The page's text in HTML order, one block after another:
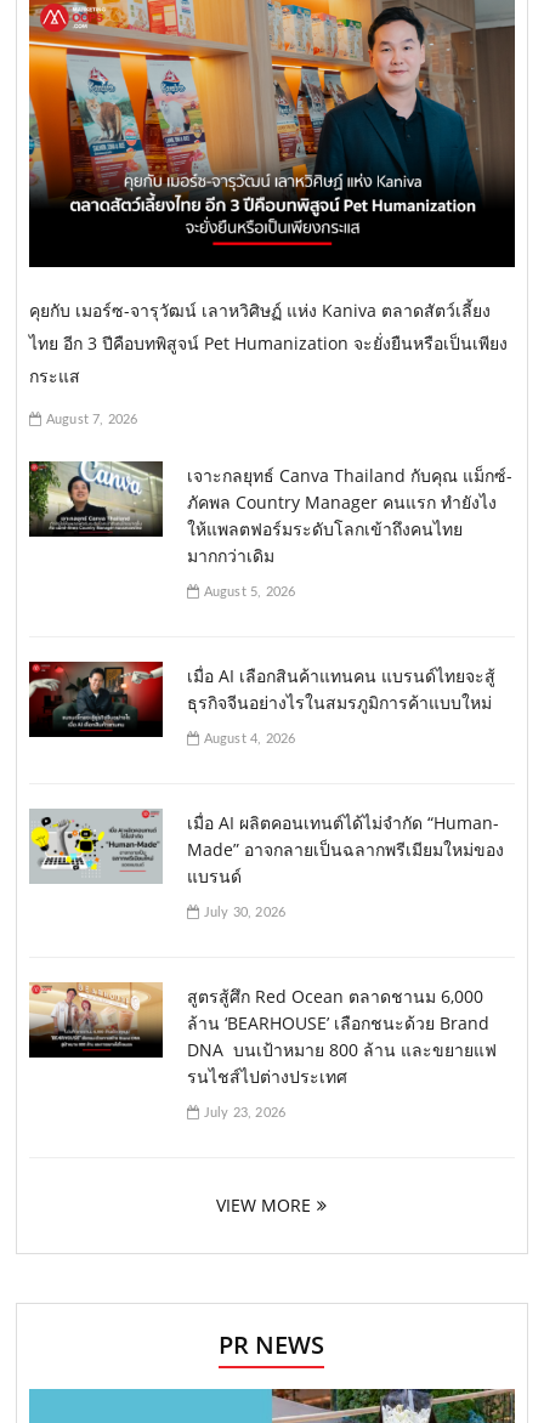
คุยกับ เมอร์ซ-จารุวัฒน์ เลาหวิศิษฏ์ แห่ง Kaniva ตลาดสัตว์เลี้ยง
ไทย อีก 3 ปีคือบทพิสูจน์ Pet Humanization จะยั่งยืนหรือเป็นเพียง
กระแส
August 7, 2026
เจาะกลยุทธ์ Canva Thailand กับคุณ แม็กซ์-
ภัคพล Country Manager คนแรก ทำยังไง
ให้แพลตฟอร์มระดับโลกเข้าถึงคนไทย
มากกว่าเดิม
August 5, 2026
เมื่อ AI เลือกสินค้าแทนคน แบรนด์ไทยจะสู้
ธุรกิจจีนอย่างไรในสมรภูมิการค้าแบบใหม่
August 4, 2026
เมื่อ AI ผลิตคอนเทนต์ได้ไม่จำกัด “Human-
Made” อาจกลายเป็นฉลากพรีเมียมใหม่ของ
แบรนด์
July 30, 2026
สูตรสู้ศึก Red Ocean ตลาดชานม 6,000
ล้าน ‘BEARHOUSE’ เลือกชนะด้วย Brand
DNA บนเป้าหมาย 800 ล้าน และขยายแฟ
รนไชส์ไปต่างประเทศ
July 23, 2026
VIEW MORE
PR NEWS